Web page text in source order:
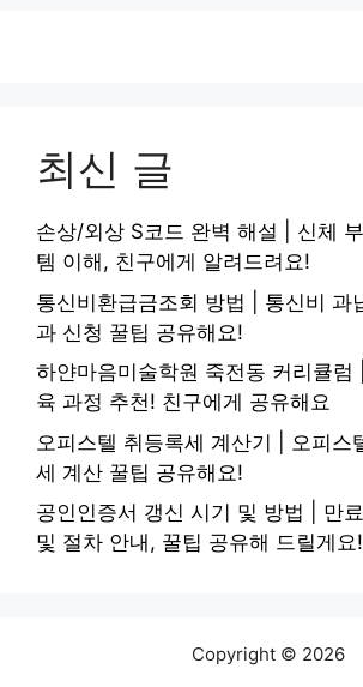
최신 글
손상/외상 S코드 완벽 해설 | 신체
템 이해, 친구에게 알려드려요!
통신비환급금조회 방법 | 통신비 과
과 신청 꿀팁 공유해요!
하얀마음미술학원 죽전동 커리큘럼
육 과정 추천! 친구에게 공유해요
오피스텔 취등록세 계산기 | 오피스
세 계산 꿀팁 공유해요!
공인인증서 갱신 시기 및 방법 | 만
및 절차 안내, 꿀팁 공유해 드릴게요!
Copyright © 2026